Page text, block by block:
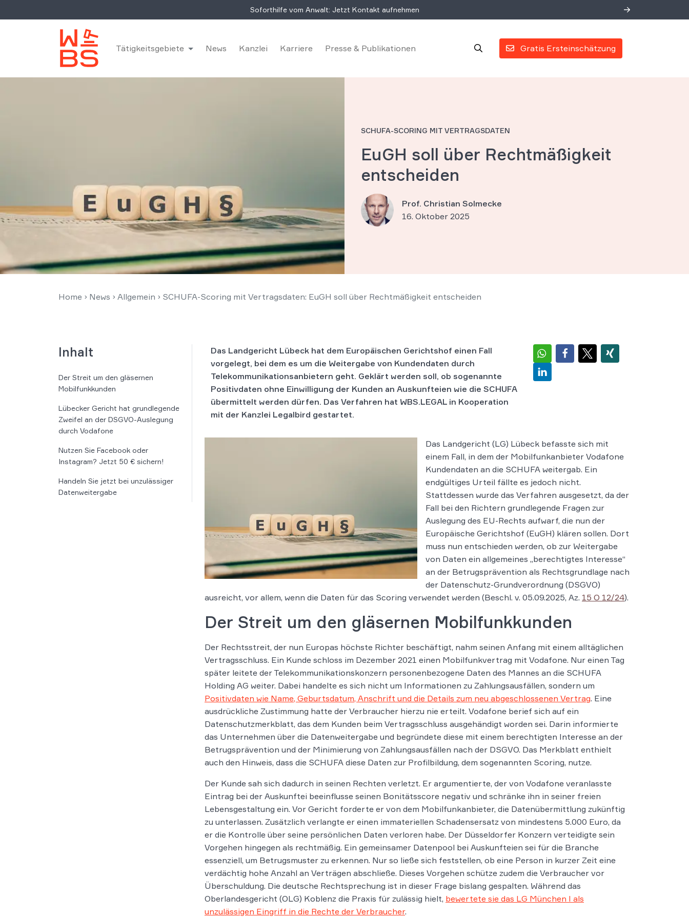
Soforthilfe vom Anwalt: Jetzt Kontakt aufnehmen
Gratis Ersteinschätzung
Tätigkeitsgebiete News Kanzlei Karriere Presse & Publikationen
SCHUFA-SCORING MIT VERTRAGSDATEN
EuGH soll über Rechtmäßigkeit
entscheiden
Prof. Christian Solmecke
16. Oktober 2025
Home › News › Allgemein › SCHUFA-Scoring mit Vertragsdaten: EuGH soll über Rechtmäßigkeit entscheiden
Inhalt
Der Streit um den gläsernen
Mobilfunkkunden
Lübecker Gericht hat grundlegende
Zweifel an der DSGVO-Auslegung
durch Vodafone
Nutzen Sie Facebook oder
Instagram? Jetzt 50 € sichern!
Handeln Sie jetzt bei unzulässiger
Datenweitergabe
Das Landgericht Lübeck hat dem Europäischen Gerichtshof einen Fall
vorgelegt, bei dem es um die Weitergabe von Kundendaten durch
Telekommunikationsanbietern geht. Geklärt werden soll, ob sogenannte
Positivdaten ohne Einwilligung der Kunden an Auskunfteien wie die SCHUFA
übermittelt werden dürfen. Das Verfahren hat WBS.LEGAL in Kooperation
mit der Kanzlei Legalbird gestartet.
Das Landgericht (LG) Lübeck befasste sich mit
einem Fall, in dem der Mobilfunkanbieter Vodafone
Kundendaten an die SCHUFA weitergab. Ein
endgültiges Urteil fällte es jedoch nicht.
Stattdessen wurde das Verfahren ausgesetzt, da der
Fall bei den Richtern grundlegende Fragen zur
Auslegung des EU-Rechts aufwarf, die nun der
Europäische Gerichtshof (EuGH) klären sollen. Dort
muss nun entschieden werden, ob zur Weitergabe
von Daten ein allgemeines „berechtigtes Interesse“
an der Betrugsprävention als Rechtsgrundlage nach
der Datenschutz-Grundverordnung (DSGVO)
ausreicht, vor allem, wenn die Daten für das Scoring verwendet werden (Beschl. v. 05.09.2025, Az. 15 O 12/24).
Der Streit um den gläsernen Mobilfunkkunden
Der Rechtsstreit, der nun Europas höchste Richter beschäftigt, nahm seinen Anfang mit einem alltäglichen
Vertragsschluss. Ein Kunde schloss im Dezember 2021 einen Mobilfunkvertrag mit Vodafone. Nur einen Tag
später leitete der Telekommunikationskonzern personenbezogene Daten des Mannes an die SCHUFA
Holding AG weiter. Dabei handelte es sich nicht um Informationen zu Zahlungsausfällen, sondern um
Positivdaten wie Name, Geburtsdatum, Anschrift und die Details zum neu abgeschlossenen Vertrag. Eine
ausdrückliche Zustimmung hatte der Verbraucher hierzu nie erteilt. Vodafone berief sich auf ein
Datenschutzmerkblatt, das dem Kunden beim Vertragsschluss ausgehändigt worden sei. Darin informierte
das Unternehmen über die Datenweitergabe und begründete diese mit einem berechtigten Interesse an der
Betrugsprävention und der Minimierung von Zahlungsausfällen nach der DSGVO. Das Merkblatt enthielt
auch den Hinweis, dass die SCHUFA diese Daten zur Profilbildung, dem sogenannten Scoring, nutze.
Der Kunde sah sich dadurch in seinen Rechten verletzt. Er argumentierte, der von Vodafone veranlasste
Eintrag bei der Auskunftei beeinflusse seinen Bonitätsscore negativ und schränke ihn in seiner freien
Lebensgestaltung ein. Vor Gericht forderte er von dem Mobilfunkanbieter, die Datenübermittlung zukünftig
zu unterlassen. Zusätzlich verlangte er einen immateriellen Schadensersatz von mindestens 5.000 Euro, da
er die Kontrolle über seine persönlichen Daten verloren habe. Der Düsseldorfer Konzern verteidigte sein
Vorgehen hingegen als rechtmäßig. Ein gemeinsamer Datenpool bei Auskunfteien sei für die Branche
essenziell, um Betrugsmuster zu erkennen. Nur so ließe sich feststellen, ob eine Person in kurzer Zeit eine
verdächtig hohe Anzahl an Verträgen abschließe. Dieses Vorgehen schütze zudem die Verbraucher vor
Überschuldung. Die deutsche Rechtsprechung ist in dieser Frage bislang gespalten. Während das
Oberlandesgericht (OLG) Koblenz die Praxis für zulässig hielt, bewertete sie das LG München I als
unzulässigen Eingriff in die Rechte der Verbraucher.